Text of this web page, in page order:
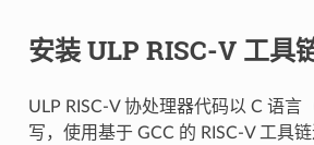
安装 ULP RISC-V 工具
ULP RISC-V 协处理器代码以 C 语言
写，使用基于 GCC 的 RISC-V 工具链